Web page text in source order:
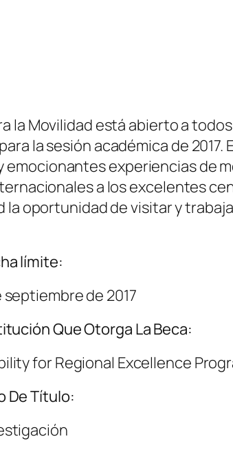
la Movilidad está abierto a
la sesión académica de
experiencias de
a los excelentes
la oportunidad de visitar y
límite:
septiembre de 2017
Que Otorga La Beca:
for Regional Excellence
De Título: